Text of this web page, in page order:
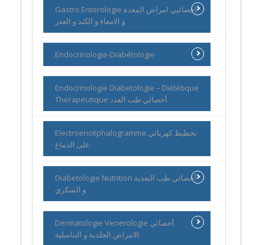
Gastro Enterologie اخصائيي امراض المعدة
و الامعاء و الكبد و العذر
Endocrinologie-Diabétologie
Endocrinologie Diabetologie – Diététique
Therapeutique أخصائي طب الغدد
Electroencéphalogramme تخطيط كهربائي
على الدماغ
Diabetologie Nutrition أخصائي طب التغذية
و السكري
Dermatologie Venerologie أخصائي
الامراض الجلدية و التناسلية